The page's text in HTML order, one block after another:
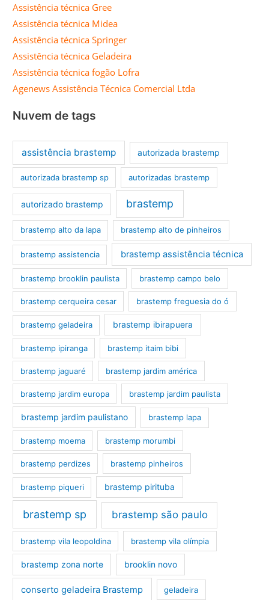
Assistência técnica Gree
Assistência técnica Midea
Assistência técnica Springer
Assistência técnica Geladeira
Assistência técnica fogão Lofra
Agenews Assistência Técnica Comercial Ltda
Nuvem de tags
assistência brastemp autorizada brastemp
autorizada brastemp sp autorizadas brastemp
autorizado brastemp brastemp
brastemp alto da lapa brastemp alto de pinheiros
brastemp assistencia brastemp assistência técnica
brastemp brooklin paulista brastemp campo belo
brastemp cerqueira cesar brastemp freguesia do ó
brastemp geladeira brastemp ibirapuera
brastemp ipiranga brastemp itaim bibi
brastemp jaguaré brastemp jardim américa
brastemp jardim europa brastemp jardim paulista
brastemp jardim paulistano brastemp lapa
brastemp moema brastemp morumbi
brastemp perdizes brastemp pinheiros
brastemp piqueri brastemp pirituba
brastemp sp brastemp são paulo
brastemp vila leopoldina brastemp vila olímpia
brastemp zona norte brooklin novo
conserto geladeira Brastemp geladeira